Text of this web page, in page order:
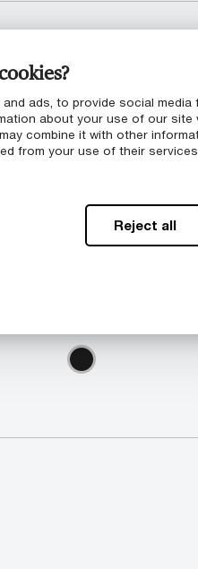
ads, to provide social media
about your use of our site
combine it with other
from your use of their
Reject all
Semitron™ ESD